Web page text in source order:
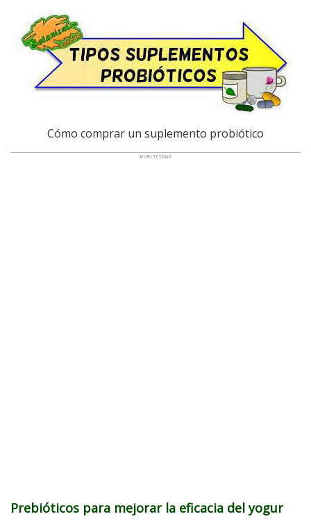
Cómo comprar un suplemento probiótico
Prebióticos para mejorar la eficacia del yogur